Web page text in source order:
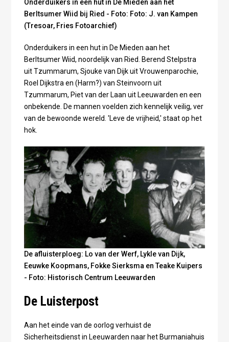
Onderduikers in een hut in De Mieden aan het
Berltsumer Wiid bij Ried - Foto: Foto: J. van Kampen
(Tresoar, Fries Fotoarchief)
Onderduikers in een hut in De Mieden aan het
Berltsumer Wiid, noordelijk van Ried. Berend Stelpstra
uit Tzummarum, Sjouke van Dijk uit Vrouwenparochie,
Roel Dijkstra en (Harm?) van Steinvoorn uit
Tzummarum, Piet van der Laan uit Leeuwarden en een
onbekende. De mannen voelden zich kennelijk veilig, ver
van de bewoonde wereld. 'Leve de vrijheid,' staat op het
hok.
De afluisterploeg: Lo van der Werf, Lykle van Dijk,
Eeuwke Koopmans, Fokke Sierksma en Teake Kuipers
- Foto: Historisch Centrum Leeuwarden
De Luisterpost
Aan het einde van de oorlog verhuist de
Sicherheitsdienst in Leeuwarden naar het Burmaniahuis